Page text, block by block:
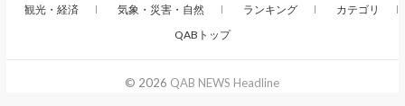
観光・経済
気象・災害・自然 ランキング
カテゴリ
QABトップ
© 2026 QAB NEWS Headline